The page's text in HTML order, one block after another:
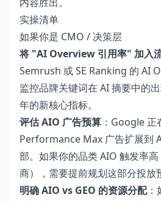
实操清单
如果你是 CMO / 决策层
将 "AI Overview 引用率" 加入
Semrush 或 SE Ranking 的 AI
监控品牌关键词在 AI 摘要中的
年的新核心指标。
评估 AIO 广告预算 ：Google
Performance Max 广告扩展到
部。如果你的品类 AIO 触发率
商），需要提前规划这部分投放
明确 AIO vs GEO 的资源分配：